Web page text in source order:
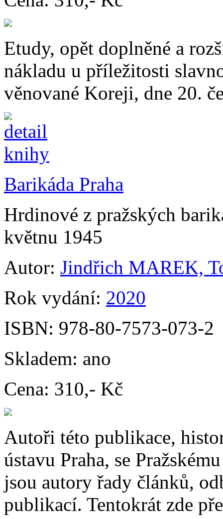
Etudy, opět doplněné a
nákladu u příležitosti
věnované Koreji, dne 20.
Barikáda Praha
Hrdinové z pražských
květnu 1945
Autor: Jindřich MAREK,
Rok vydání: 2020
ISBN: 978-80-7573-073-2
Skladem: ano
Cena: 310,- Kč
Autoři této publikace,
ústavu Praha, se
jsou autory řady článků,
publikací. Tentokrát zde